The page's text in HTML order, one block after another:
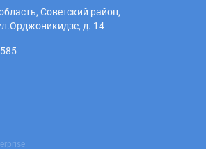
Советский район,
д. 14